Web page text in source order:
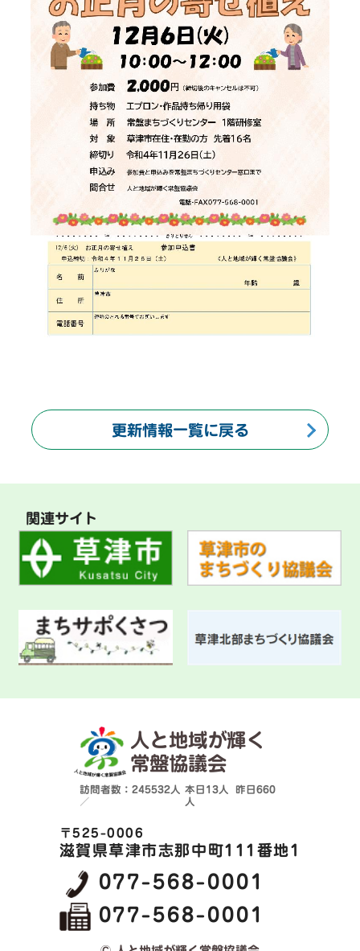
更新情報一覧に戻る
関連サイト
人と地域が輝く
常盤協議会
訪問者数：245532人
／
本日 13人 昨日660
人
〒525-0006
滋賀県草津市志那中町111番地1
077-568-0001
077-568-0001